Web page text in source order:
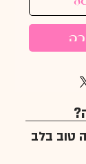
טוב בלב